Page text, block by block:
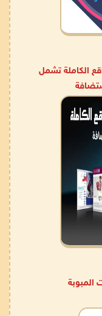
الكاملة تشمل
المبوبة